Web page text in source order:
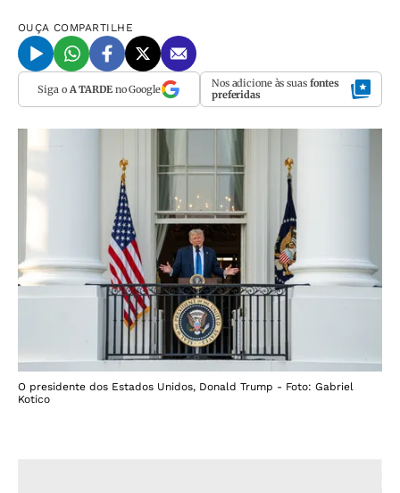
OUÇA COMPARTILHE
Siga o A TARDEno Google Nos adicione às suas fontes
preferidas
O presidente dos Estados Unidos, Donald Trump - Foto: Gabriel
Kotico